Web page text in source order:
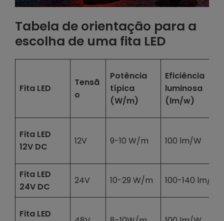
Tabela de orientação para a
escolha de uma fita LED
Fita LED
Tensã
o
Potência
típica
(W/m)
Eficiência
luminosa
(lm/w)
Fita LED
12V DC
12V 9-10 W/m 100 lm/W
Fita LED
24V DC
24V 10-29 W/m 100-140 lm/W
Fita LED